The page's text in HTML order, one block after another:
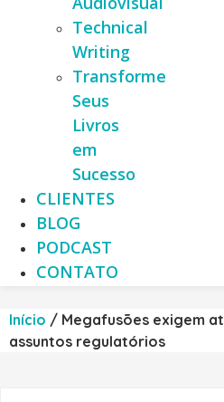
Technical
Writing
Transforme
Seus
Livros
em
Sucesso
CLIENTES
BLOG
PODCAST
CONTATO
Início / Megafusões exigem
assuntos regulatórios